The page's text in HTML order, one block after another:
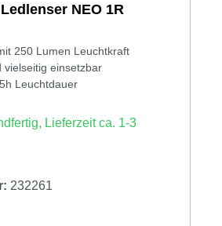
NEO 1R
250 Lumen Leuchtkraft
vielseitig einsetzbar
Leuchtdauer
Lieferzeit ca. 1-3
232261